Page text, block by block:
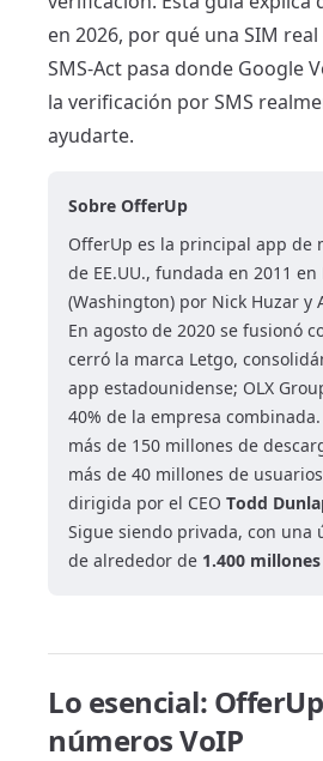
en 2026, por qué una SIM
SMS-Act pasa donde Google
la verificación por SMS
ayudarte.
Sobre OfferUp
OfferUp es la principal app de
de EE.UU., fundada en 2011 en
(Washington) por Nick Huzar y
En agosto de 2020 se fusionó
cerró la marca Letgo,
app estadounidense; OLX
40% de la empresa
más de 150 millones de
más de 40 millones de
dirigida por el CEO Todd
Sigue siendo privada, con una
de alrededor de 1.400
Lo esencial:
números VoIP